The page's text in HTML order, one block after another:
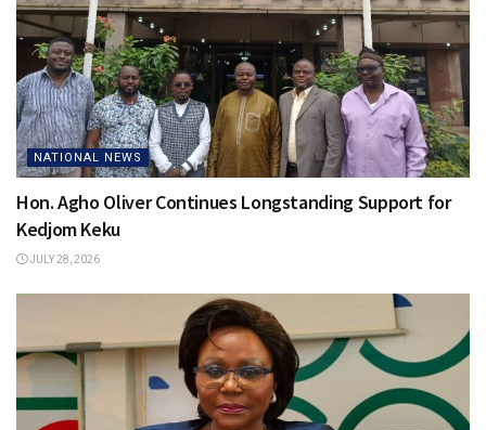
NATIONAL NEWS
Hon. Agho Oliver Continues Longstanding Support for
Kedjom Keku
JULY 28, 2026